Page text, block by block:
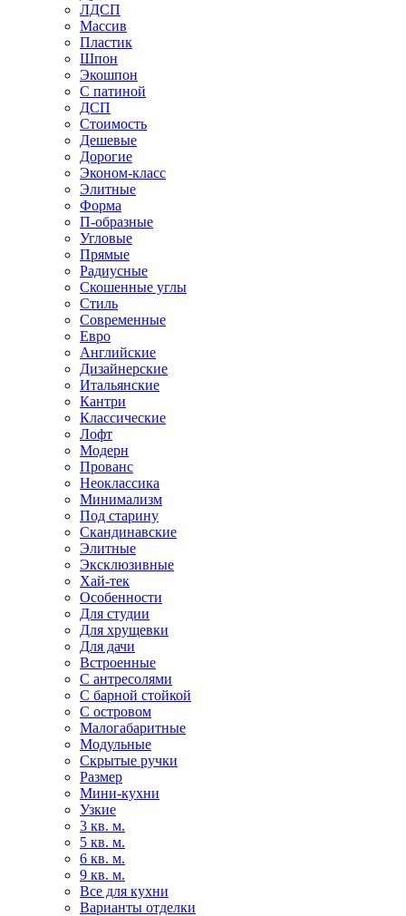
ЛДСП
Массив
Пластик
Шпон
Экошпон
С патиной
ДСП
Стоимость
Дешевые
Дорогие
Эконом-класс
Элитные
Форма
П-образные
Угловые
Прямые
Радиусные
Скошенные углы
Стиль
Современные
Евро
Английские
Дизайнерские
Итальянские
Кантри
Классические
Лофт
Модерн
Прованс
Неоклассика
Минимализм
Под старину
Скандинавские
Элитные
Эксклюзивные
Хай-тек
Особенности
Для студии
Для хрущевки
Для дачи
Встроенные
С антресолями
С барной стойкой
С островом
Малогабаритные
Модульные
Скрытые ручки
Размер
Мини-кухни
Узкие
3 кв. м.
5 кв. м.
6 кв. м.
9 кв. м.
Все для кухни
Варианты отделки